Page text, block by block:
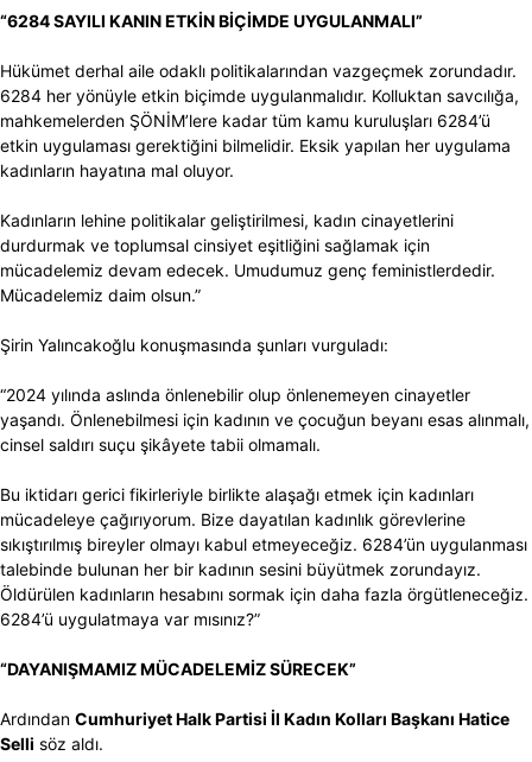
“6284 SAYILI KANIN ETKİN BİÇİMDE UYGULANMALI”
Hükümet derhal aile odaklı politikalarından vazgeçmek zorundadır.
6284 her yönüyle etkin biçimde uygulanmalıdır. Kolluktan savcılığa,
mahkemelerden ŞÖNİM’lere kadar tüm kamu kuruluşları 6284’ü
etkin uygulaması gerektiğini bilmelidir. Eksik yapılan her uygulama
kadınların hayatına mal oluyor.
Kadınların lehine politikalar geliştirilmesi, kadın cinayetlerini
durdurmak ve toplumsal cinsiyet eşitliğini sağlamak için
mücadelemiz devam edecek. Umudumuz genç feministlerdedir.
Mücadelemiz daim olsun.”
Şirin Yalıncakoğlu konuşmasında şunları vurguladı:
“2024 yılında aslında önlenebilir olup önlenemeyen cinayetler
yaşandı. Önlenebilmesi için kadının ve çocuğun beyanı esas alınmalı,
cinsel saldırı suçu şikâyete tabii olmamalı.
Bu iktidarı gerici fikirleriyle birlikte alaşağı etmek için kadınları
mücadeleye çağırıyorum. Bize dayatılan kadınlık görevlerine
sıkıştırılmış bireyler olmayı kabul etmeyeceğiz. 6284’ün uygulanması
talebinde bulunan her bir kadının sesini büyütmek zorundayız.
Öldürülen kadınların hesabını sormak için daha fazla örgütleneceğiz.
6284’ü uygulatmaya var mısınız?”
“DAYANIŞMAMIZ MÜCADELEMİZ SÜRECEK”
Ardından Cumhuriyet Halk Partisi İl Kadın Kolları Başkanı Hatice
Selli söz aldı.